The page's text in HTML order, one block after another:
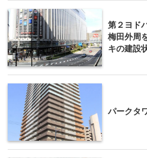
第２ヨド
梅田外周
キの建設
パークタ